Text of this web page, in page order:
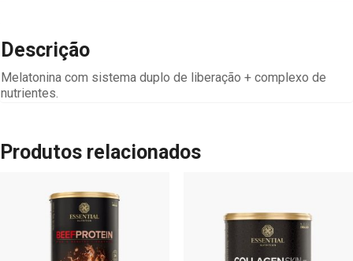
Descrição
Melatonina com sistema duplo de liberação + complexo de
nutrientes.
Produtos relacionados